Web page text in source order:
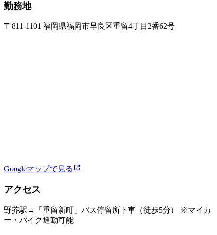
勤務地
〒811-1101 福岡県福岡市早良区重留4丁目2番62号
Googleマップで見る
アクセス
野芥駅→「重留新町」バス停留所下車（徒歩5分） ※マイカ
ー・バイク通勤可能